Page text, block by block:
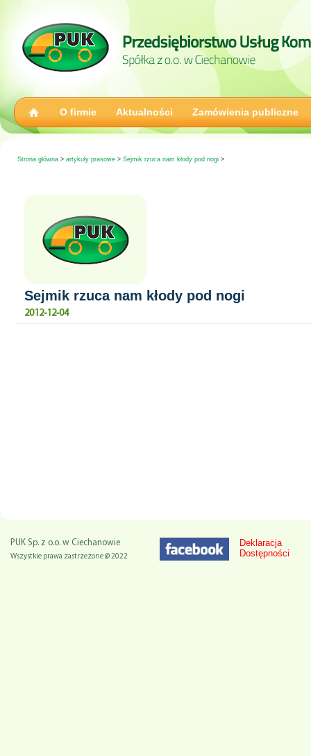
O firmie Aktualności Zamówienia publiczne
Strona główna> artykuły prasowe> Sejmik rzuca nam kłody pod nogi>
Sejmik rzuca nam kłody pod nogi
2012-12-04
PUK Sp. z o.o. w Ciechanowie
Wszystkie prawa zastrzeżone @ 2022
Deklaracja
Dostępności